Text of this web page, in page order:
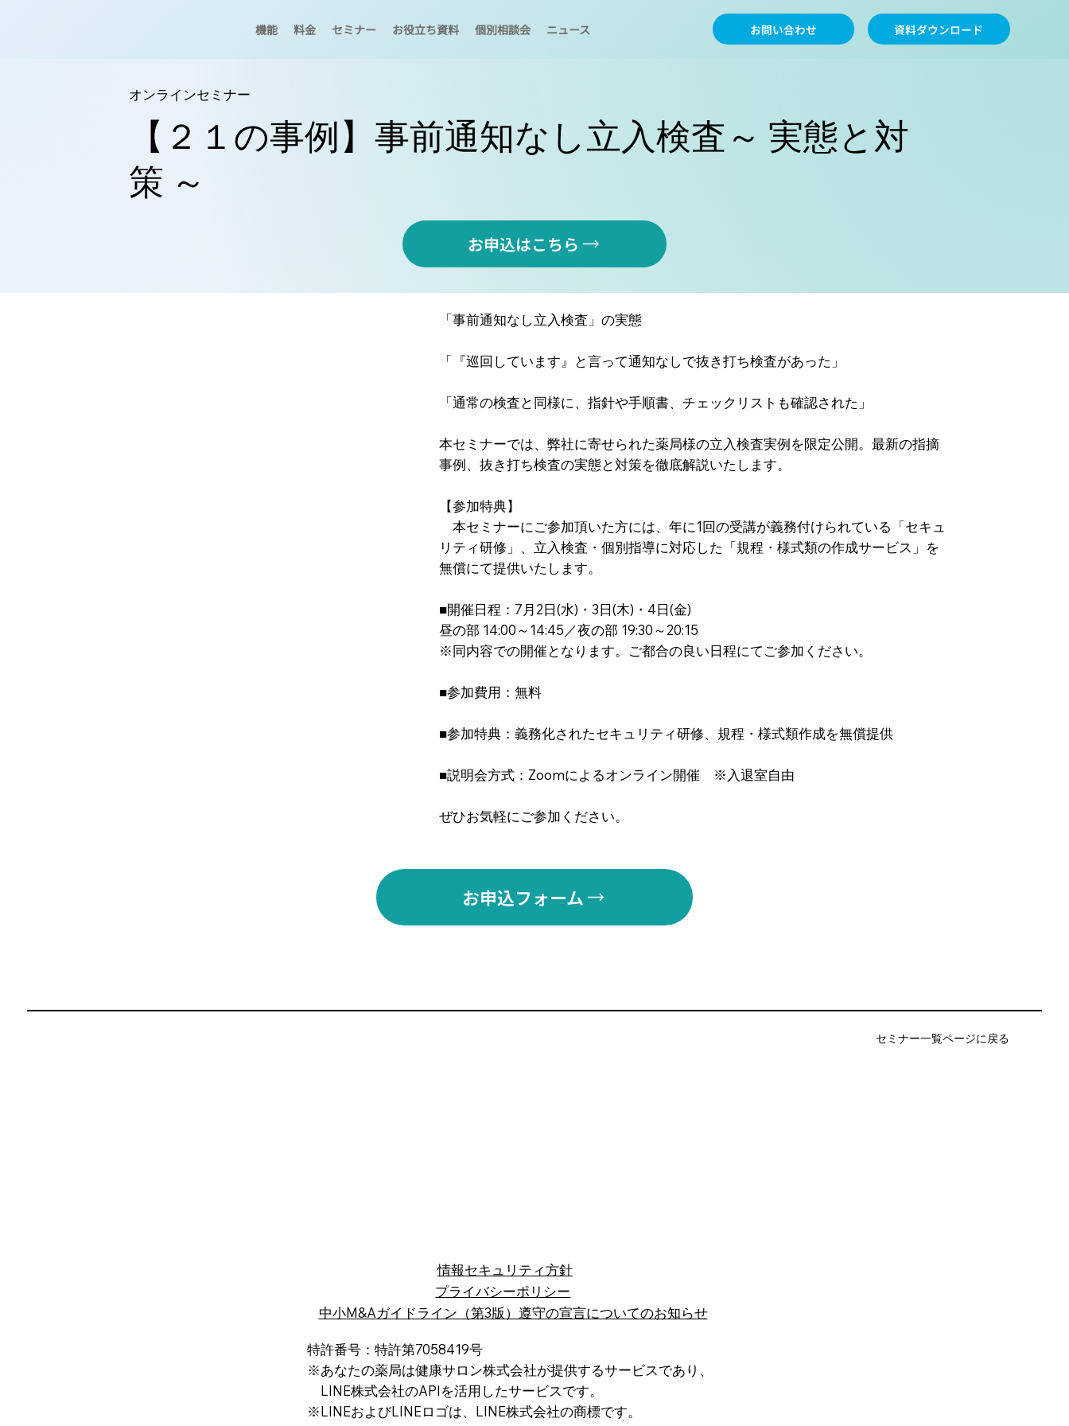
資料ダウンロード
お問い合わせ
機能 料金 セミナー お役立ち資料 個別相談会 ニュース
オンラインセミナー
【２１の事例】事前通知なし立入検査～ 実態と対
策 ～
お申込はこちら
「事前通知なし立入検査」の実態
「『巡回しています』と言って通知なしで抜き打ち検査があった」
「通常の検査と同様に、指針や手順書、チェックリストも確認された」
本セミナーでは、弊社に寄せられた薬局様の立入検査実例を限定公開。最新の指摘
事例、抜き打ち検査の実態と対策を徹底解説いたします。
【参加特典】
本セミナーにご参加頂いた方には、年に1回の受講が義務付けられている「セキュ
リティ研修」、立入検査・個別指導に対応した「規程・様式類の作成サービス」を
無償にて提供いたします。
■開催日程：7月2日(水)・3日(木)・4日(金)
昼の部 14:00～14:45／夜の部 19:30～20:15
※同内容での開催となります。ご都合の良い日程にてご参加ください。
■参加費用：無料
■参加特典：義務化されたセキュリティ研修、規程・様式類作成を無償提供
■説明会方式：Zoomによるオンライン開催 ※入退室自由
ぜひお気軽にご参加ください。
お申込フォーム
セミナー一覧ページに戻る
中小M&Aガイドライン（第3版）遵守の宣言についてのお知らせ
プライバシーポリシー
​情報セキュリティ方針
特許番号：特許第7058419号
※あなたの薬局は健康サロン株式会社が提供するサービスであり、
LINE株式会社のAPIを活用したサービスです。
※LINEおよびLINEロゴは、LINE株式会社の商標です。